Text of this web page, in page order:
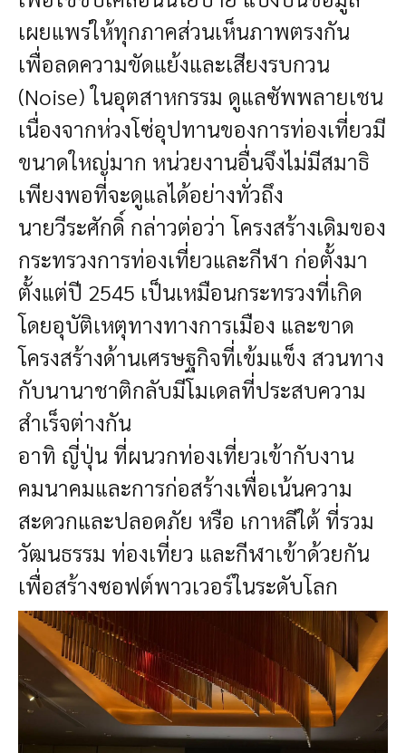
เผยแพร่ให้ทุกภาคส่วนเห็นภาพตรงกัน
เพื่อลดความขัดแย้งและเสียงรบกวน
(Noise) ในอุตสาหกรรม ดูแลซัพพลายเชน
เนื่องจากห่วงโซ่อุปทานของการท่องเที่ยวมี
ขนาดใหญ่มาก หน่วยงานอื่นจึงไม่มีสมาธิ
เพียงพอที่จะดูแลได้อย่างทั่วถึง
นายวีระศักดิ์ กล่าวต่อว่า โครงสร้างเดิมของ
กระทรวงการท่องเที่ยวและกีฬา ก่อตั้งมา
ตั้งแต่ปี 2545 เป็นเหมือนกระทรวงที่เกิด
โดยอุบัติเหตุทางทางการเมือง และขาด
โครงสร้างด้านเศรษฐกิจที่เข้มแข็ง สวนทาง
กับนานาชาติกลับมีโมเดลที่ประสบความ
สำเร็จต่างกัน
อาทิ ญี่ปุ่น ที่ผนวกท่องเที่ยวเข้ากับงาน
คมนาคมและการก่อสร้างเพื่อเน้นความ
สะดวกและปลอดภัย หรือ เกาหลีใต้ ที่รวม
วัฒนธรรม ท่องเที่ยว และกีฬาเข้าด้วยกัน
เพื่อสร้างซอฟต์พาวเวอร์ในระดับโลก